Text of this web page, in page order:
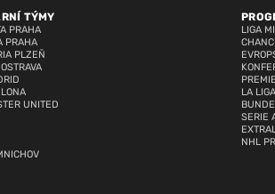
TÝMY
PRAHA
PRAHA
PLZEŇ
UNITED
LIGA
LA
SERIE
NHL